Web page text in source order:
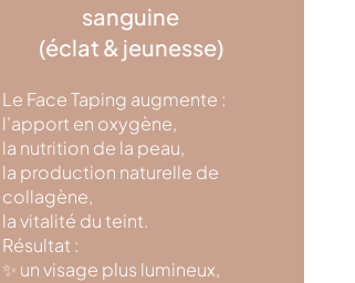
sanguine
(éclat & jeunesse)
Le Face Taping augmente :
l’apport en oxygène,
la nutrition de la peau,
la production naturelle de
collagène,
la vitalité du teint.
Résultat :
✨ un visage plus lumineux,